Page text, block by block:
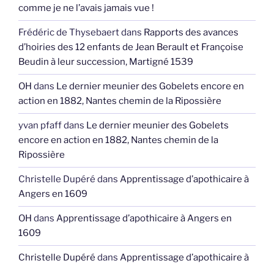
comme je ne l’avais jamais vue !
Frédéric de Thysebaertdans Rapports des avances
d’hoiries des 12 enfants de Jean Berault et Françoise
Beudin à leur succession, Martigné 1539
OH dans Le dernier meunier des Gobelets encore en
action en 1882, Nantes chemin de la Ripossière
yvan pfaffdans Le dernier meunier des Gobelets
encore en action en 1882, Nantes chemin de la
Ripossière
Christelle Dupéré dans Apprentissage d’apothicaire à
Angers en 1609
OH dans Apprentissage d’apothicaire à Angers en
1609
Christelle Dupéré dans Apprentissage d’apothicaire à